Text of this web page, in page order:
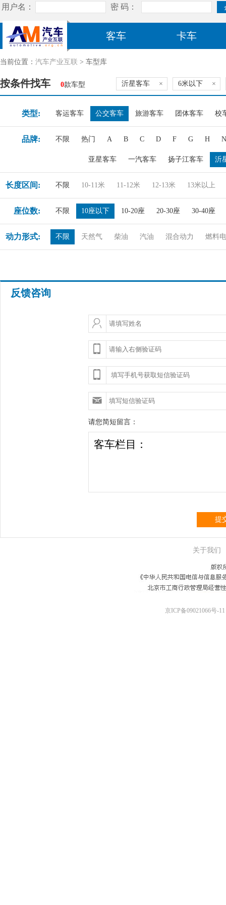
客车 卡车
当前位置： 汽车产业互联 > 车型库
按条件找车 0款车型 沂星客车 × 6米以下 ×
类型: 客运客车 公交客车 旅游客车 团体客车 校
品牌: 不限 热门 A B C D F G H N
亚星客车 一汽客车 扬子江客车 沂
长度区间: 不限 10-11米 11-12米 12-13米 13米以上
座位数: 不限 10座以下 10-20座 20-30座 30-40座
动力形式: 不限 天然气 柴油 汽油 混合动力 燃料
反馈咨询
请您简短留言：
提
关于我们
京ICP备09021066号-11